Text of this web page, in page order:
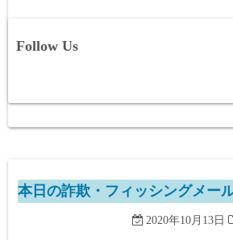
Follow Us
本日の詐欺・フィッシングメー
2020年10月13日